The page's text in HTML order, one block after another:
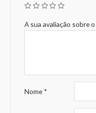
A sua avaliação sobre
Nome *